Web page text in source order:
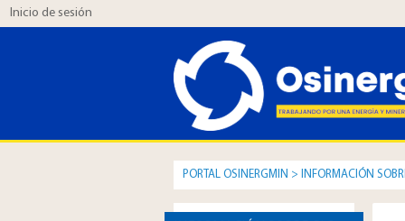
Inicio de sesión
PORTAL OSINERGMIN > INFORMACIÓN